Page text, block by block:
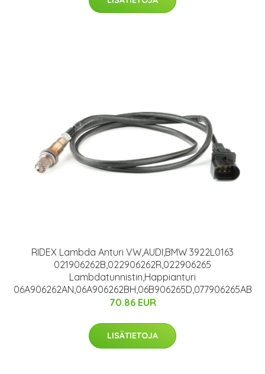
RIDEX Lambda Anturi VW,AUDI,BMW 3922L0163
021906262B,022906262R,022906265
Lambdatunnistin,Happianturi
06A906262AN,06A906262BH,06B906265D,077906265AB
70.86 EUR
LISÄTIETOJA